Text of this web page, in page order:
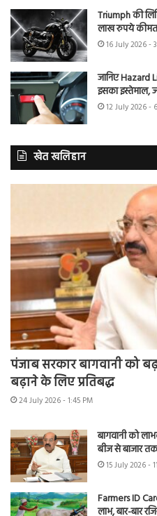
Triumph की
लाख रुपये कीमत
16 July 2026 -
जानिए
इसका इस्तेमाल,
12 July 2026 -
खेत खलिहान
पंजाब सरकार बागवानी को
बढ़ाने के लिए प्रतिबद्ध
24 July 2026 - 1:45 PM
बागवानी को
बीज से बाजार
15 July 2026 -
Farmers ID
लाभ, बार-बार